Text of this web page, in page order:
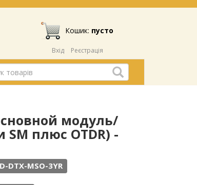
Кошик: пусто
Вхід Реєстрація
модуль/
плюс OTDR) -
DTX-MSO-3YR